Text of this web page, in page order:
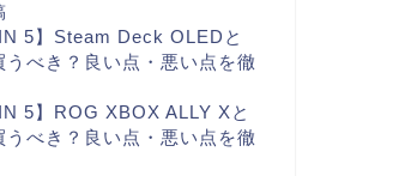
5】Steam Deck OLEDと
うべき？良い点・悪い点を徹
5】ROG XBOX ALLY Xと
うべき？良い点・悪い点を徹